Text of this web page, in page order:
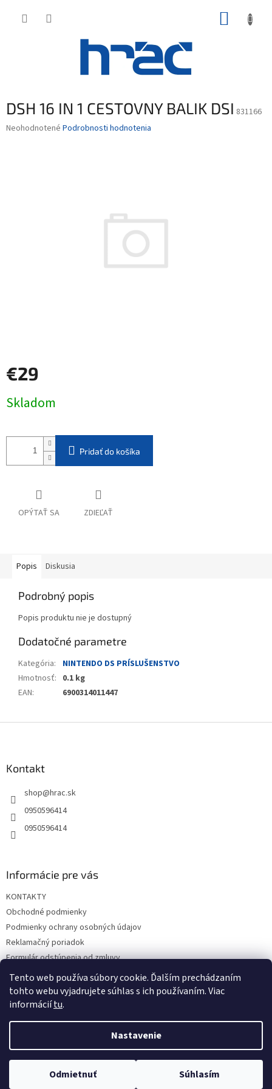
Tento web používa súbory cookie. Ďalším prechádzaním
tohto webu vyjadrujete súhlas s ich používaním. Viac
informáciítu.
Nastavenie
Odmietnuť Súhlasím
DSH 16 IN 1 CESTOVNY BALIK DSI 831166
Priemerné
Neohodnotené Podrobnosti hodnotenia
€29
cena:
Skladom
Pridať do košíka
OPÝTAŤ SA ZDIEĽAŤ
Popis Diskusia
Podrobný popis
Popis produktu nie je dostupný
Dodatočné parametre
Kategória:
NINTENDO DS PRÍSLUŠENSTVO
Hmotnosť: 0.1 kg
EAN: 6900314011447
Kontakt
shop@hrac.sk
0950596414
0950596414
Informácie pre vás
KONTAKTY
Obchodné podmienky
Podmienky ochrany osobných údajov
Reklamačný poriadok
Formulár odstúpenia od zmluvy
Reklamačný formulár
Copyright 2026hrac.sk. Všetky práva vyhradené.Upraviť